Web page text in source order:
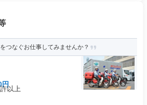
つなぐお仕事してみませんか？
円
以上